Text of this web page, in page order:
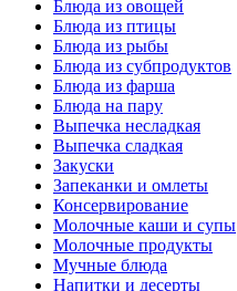
Блюда из овощей
Блюда из птицы
Блюда из рыбы
Блюда из субпродуктов
Блюда из фарша
Блюда на пару
Выпечка несладкая
Выпечка сладкая
Закуски
Запеканки и омлеты
Консервирование
Молочные каши и супы
Молочные продукты
Мучные блюда
Напитки и десерты